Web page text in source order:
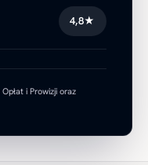
4,8★
i Prowizji oraz